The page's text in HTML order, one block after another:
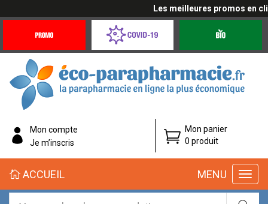
Les meilleures promos en
Offres
Coronavirus
éco-
parapharmacie.fr
éco-
parapharmacie.fr
Mon compte
Je m’inscris
Mon panier
0 produit
MENU
ACCUEIL